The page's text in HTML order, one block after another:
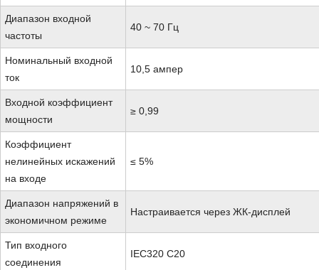
Диапазон входной
частоты
40 ~ 70 Гц
Номинальный входной
ток
10,5 ампер
Входной коэффициент
мощности
≥ 0,99
Коэффициент
нелинейных искажений
на входе
≤ 5%
Диапазон напряжений в
экономичном режиме
Настраивается через ЖК-дисплей
Тип входного
соединения
IEC320 C20